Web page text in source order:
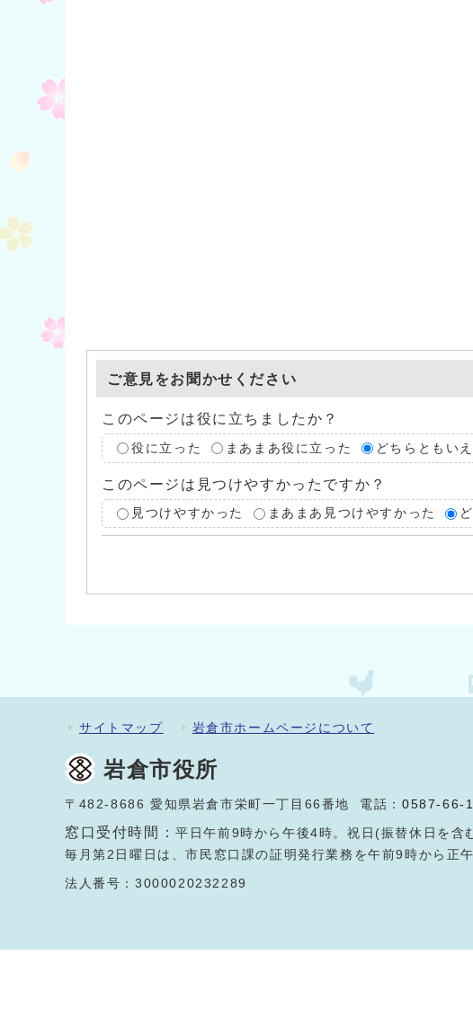
ご意見をお聞かせください
このページは役に立ちましたか？
役に立った まあまあ役に立った どちらともい
このページは見つけやすかったですか？
見つけやすかった まあまあ見つけやすかった
サイトマップ 岩倉市ホームページについて
岩倉市役所
〒482-8686 愛知県岩倉市栄町一丁目66番地 電話：0587-66-
窓口受付時間：平日午前9時から午後4時。祝日(振替休日を含
毎月第2日曜日は、市民窓口課の証明発行業務を午前9時から正
法人番号：3000020232289